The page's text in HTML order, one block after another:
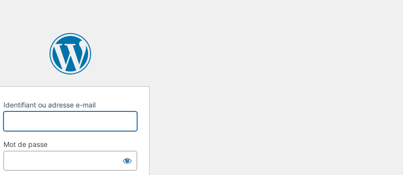
Identifiant ou adresse e-mail
Mot de passe